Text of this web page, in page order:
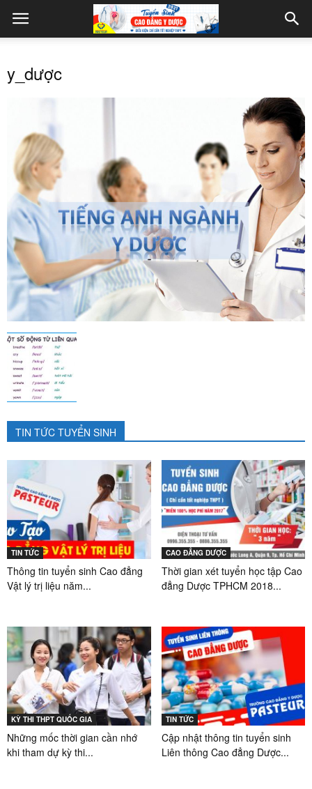
y_dược
TIN TỨC TUYỂN SINH
TIN TỨC
Thông tin tuyển sinh Cao đẳng
Vật lý trị liệu năm...
CAO ĐẲNG DƯỢC
Thời gian xét tuyển học tập Cao
đẳng Dược TPHCM 2018...
KỲ THI THPT QUỐC GIA
Những mốc thời gian cần nhớ
khi tham dự kỳ thi...
TIN TỨC
Cập nhật thông tin tuyển sinh
Liên thông Cao đẳng Dược...